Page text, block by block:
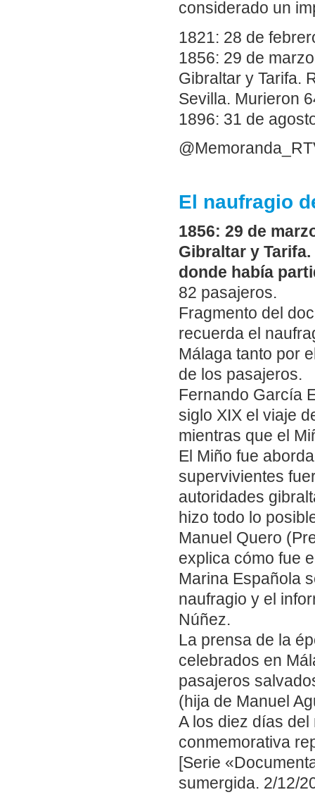
considerado un
1821: 28 de
1856: 29 de
Gibraltar y Tarifa.
Sevilla. Murieron
1896: 31 de
El naufragio
1856: 29 de
Gibraltar y
donde había
82 pasajeros.
Fragmento del
recuerda el
Málaga tanto por
de los pasajeros.
Fernando García
siglo XIX el viaje
mientras que el
El Miño fue
supervivientes
autoridades
hizo todo lo
Manuel Quero
explica cómo fue
Marina Española
naufragio y el
Núñez.
La prensa de la
celebrados en
pasajeros
(hija de Manuel
A los diez días
conmemorativa
[Serie
sumergida. 2/12/